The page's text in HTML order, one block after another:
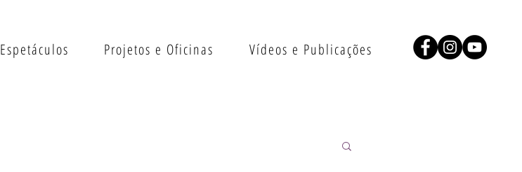
Espetáculos Projetos e Oficinas Vídeos e Publicações